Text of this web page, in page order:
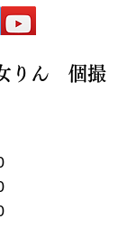
りん 個撮